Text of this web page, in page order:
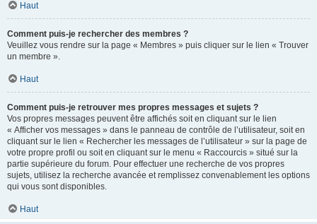
Haut
Comment puis-je rechercher des membres ?
Veuillez vous rendre sur la page « Membres » puis cliquer sur le lien « Trouver
un membre ».
Haut
Comment puis-je retrouver mes propres messages et sujets ?
Vos propres messages peuvent être affichés soit en cliquant sur le lien
« Afficher vos messages » dans le panneau de contrôle de l’utilisateur, soit en
cliquant sur le lien « Rechercher les messages de l’utilisateur » sur la page de
votre propre profil ou soit en cliquant sur le menu « Raccourcis » situé sur la
partie supérieure du forum. Pour effectuer une recherche de vos propres
sujets, utilisez la recherche avancée et remplissez convenablement les options
qui vous sont disponibles.
Haut